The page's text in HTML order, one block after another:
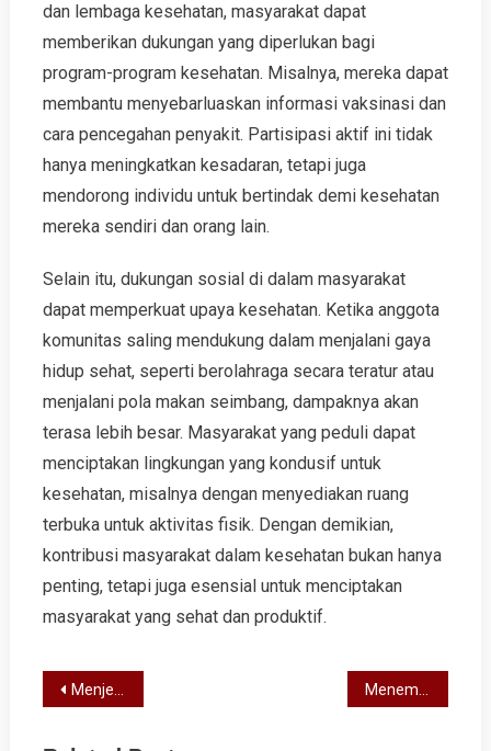
dan lembaga kesehatan, masyarakat dapat
memberikan dukungan yang diperlukan bagi
program-program kesehatan. Misalnya, mereka dapat
membantu menyebarluaskan informasi vaksinasi dan
cara pencegahan penyakit. Partisipasi aktif ini tidak
hanya meningkatkan kesadaran, tetapi juga
mendorong individu untuk bertindak demi kesehatan
mereka sendiri dan orang lain.
Selain itu, dukungan sosial di dalam masyarakat
dapat memperkuat upaya kesehatan. Ketika anggota
komunitas saling mendukung dalam menjalani gaya
hidup sehat, seperti berolahraga secara teratur atau
menjalani pola makan seimbang, dampaknya akan
terasa lebih besar. Masyarakat yang peduli dapat
menciptakan lingkungan yang kondusif untuk
kesehatan, misalnya dengan menyediakan ruang
terbuka untuk aktivitas fisik. Dengan demikian,
kontribusi masyarakat dalam kesehatan bukan hanya
penting, tetapi juga esensial untuk menciptakan
masyarakat yang sehat dan produktif.
Post
Menjelajahi Lezatnya: Kuliner Jepang yang Wajib Dicoba!